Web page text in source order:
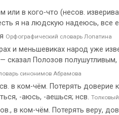
в кого-что (несов.
я на людскую надеюсь, все
Орфографический словарь Лопатина
и меньшевиках народ уже
Полозов
синонимов Абрамова
в ком-чём. Потерять доверие
-аюсь, -аешься; нсв.
в ком-чём. Потерять веру,